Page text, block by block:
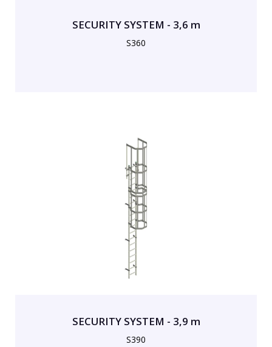
SECURITY SYSTEM - 3,6 m
S360
SECURITY SYSTEM - 3,9 m
S390